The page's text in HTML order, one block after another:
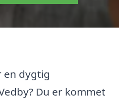
en dygtig
Du er kommet